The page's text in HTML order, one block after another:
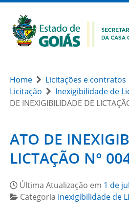
Home Licitações e contratos
Licitação
Inexigibilidade de
DE INEXIGIBILIDADE DE
ATO DE
LICTAÇÃO N°
Última Atualização em 1 de
Categoria Inexigibilidade de